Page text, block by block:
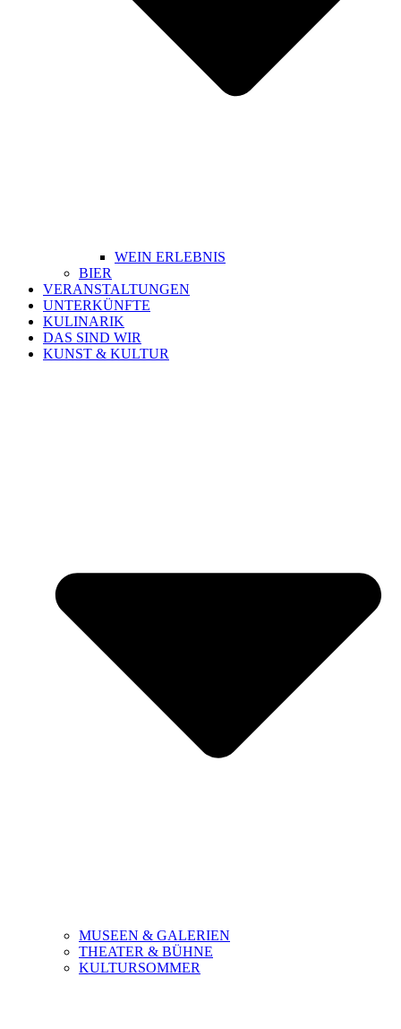
WEIN ERLEBNIS
BIER
VERANSTALTUNGEN
UNTERKÜNFTE
KULINARIK
DAS SIND WIR
KUNST & KULTUR
MUSEEN & GALERIEN
THEATER & BÜHNE
KULTURSOMMER